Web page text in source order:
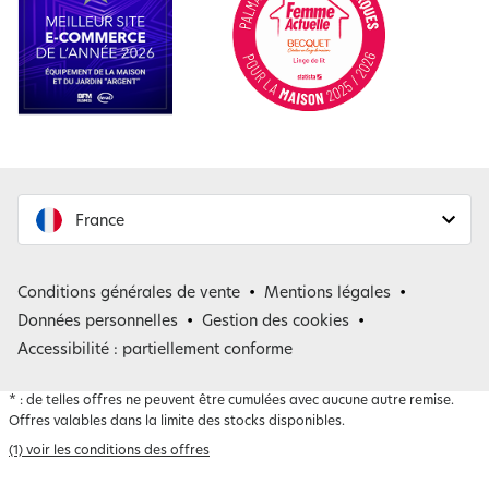
France
Belgique
Conditions générales de vente
Mentions légales
Données personnelles
Gestion des cookies
Accessibilité : partiellement conforme
* : de telles offres ne peuvent être cumulées avec aucune autre remise.
Offres valables dans la limite des stocks disponibles.
(1) voir les conditions des offres